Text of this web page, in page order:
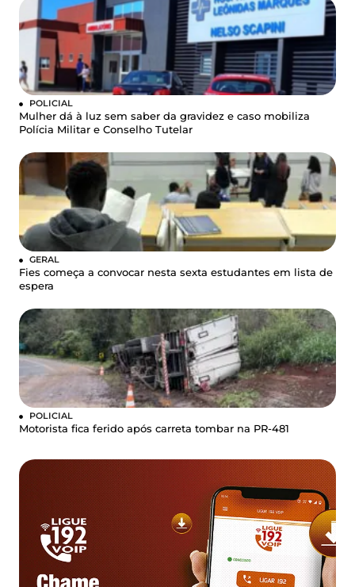
POLICIAL
Mulher dá à luz sem saber da gravidez e caso mobiliza
Polícia Militar e Conselho Tutelar
GERAL
Fies começa a convocar nesta sexta estudantes em lista de
espera
POLICIAL
Motorista fica ferido após carreta tombar na PR-481